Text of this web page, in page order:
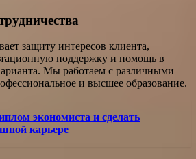
защиту интересов клиента,
поддержку и помощь в
Мы работаем с различными
и высшее образование.
экономиста и сделать
карьере